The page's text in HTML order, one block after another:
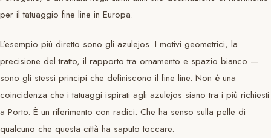
per il tatuaggio fine line in Europa.
L’esempio più diretto sono gli azulejos. I motivi geometrici, la
precisione del tratto, il rapporto tra ornamento e spazio bianco —
sono gli stessi principi che definiscono il fine line. Non è una
coincidenza che i tatuaggi ispirati agli azulejos siano tra i più richiesti
a Porto. È un riferimento con radici. Che ha senso sulla pelle di
qualcuno che questa città ha saputo toccare.